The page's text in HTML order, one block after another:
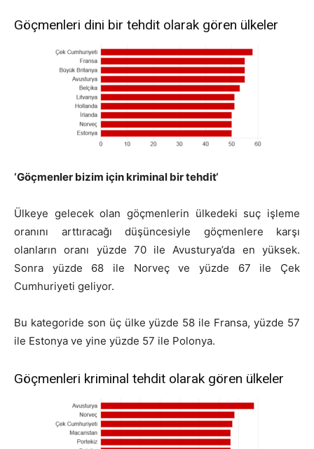
Göçmenleri dini bir tehdit olarak gören ülkeler
‘Göçmenler bizim için kriminal bir tehdit‘
Ülkeye gelecek olan göçmenlerin ülkedeki suç işleme
oranını arttıracağı düşüncesiyle göçmenlere karşı
olanların oranı yüzde 70 ile Avusturya’da en yüksek.
Sonra yüzde 68 ile Norveç ve yüzde 67 ile Çek
Cumhuriyeti geliyor.
Bu kategoride son üç ülke yüzde 58 ile Fransa, yüzde 57
ile Estonya ve yine yüzde 57 ile Polonya.
Göçmenleri kriminal tehdit olarak gören ülkeler